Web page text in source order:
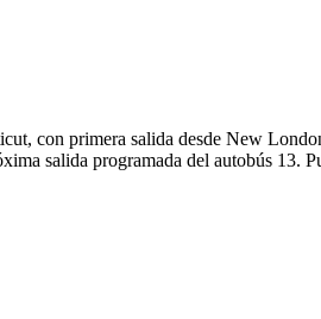
con primera salida desde New
salida programada del autobús 13.